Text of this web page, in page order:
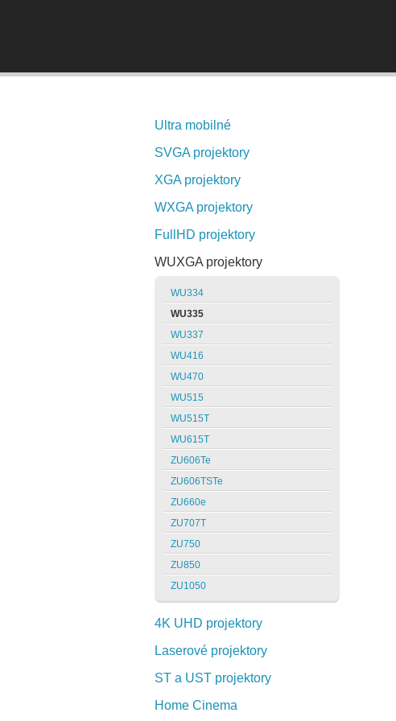
Ultra mobilné
SVGA projektory
XGA projektory
WXGA projektory
FullHD projektory
WUXGA projektory
WU334
WU335
WU337
WU416
WU470
WU515
WU515T
WU615T
ZU606Te
ZU606TSTe
ZU660e
ZU707T
ZU750
ZU850
ZU1050
4K UHD projektory
Laserové projektory
ST a UST projektory
Home Cinema